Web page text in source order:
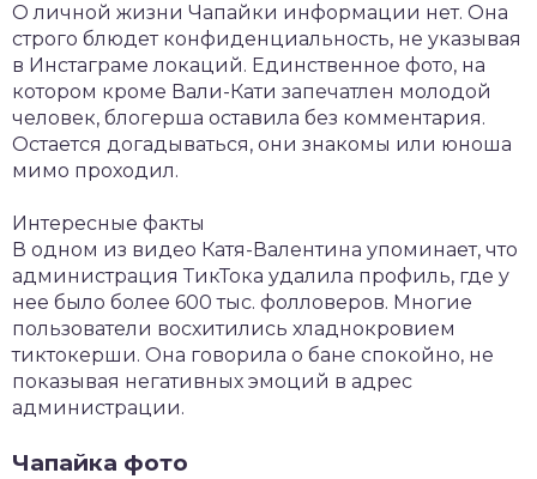
О личной жизни Чапайки информации нет. Она
строго блюдет конфиденциальность, не указывая
в Инстаграме локаций. Единственное фото, на
котором кроме Вали-Кати запечатлен молодой
человек, блогерша оставила без комментария.
Остается догадываться, они знакомы или юноша
мимо проходил.
Интересные факты
В одном из видео Катя-Валентина упоминает, что
администрация ТикТока удалила профиль, где у
нее было более 600 тыс. фолловеров. Многие
пользователи восхитились хладнокровием
тиктокерши. Она говорила о бане спокойно, не
показывая негативных эмоций в адрес
администрации.
Чапайка фото